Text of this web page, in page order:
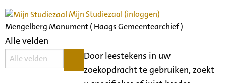
Mijn Studiezaal (inloggen)
Mengelberg Monument ( Haags Gemeentearchief )
Alle velden
Door leestekens in uw
zoekopdracht te gebruiken, zoekt